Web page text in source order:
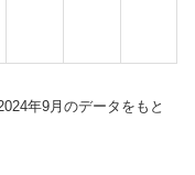
年9月のデータをもと